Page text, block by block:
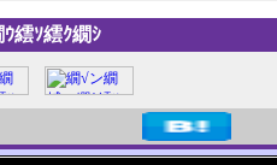
繧ｿ繧ｸ繝ｼ